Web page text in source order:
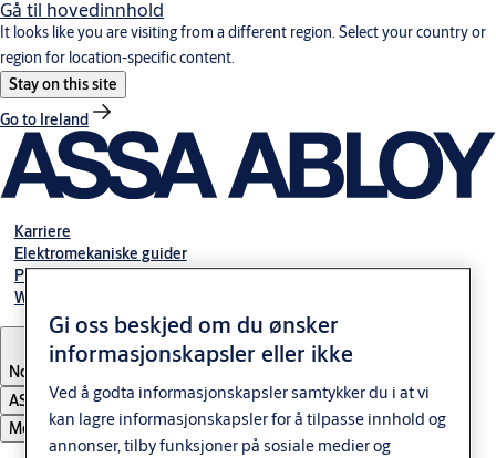
Gå til hovedinnhold
It looks like you are visiting from a different region. Select your country or
region for location-specific content.
Stay on this site
Go to Ireland
Karriere
Elektromekaniske guider
Partner Area
Webshop
Norway
ASSA ABLOY Group
Meny
Gi oss beskjed om du ønsker
informasjonskapsler eller ikke
Ved å godta informasjonskapsler samtykker du i at vi
kan lagre informasjonskapsler for å tilpasse innhold og
annonser, tilby funksjoner på sosiale medier og